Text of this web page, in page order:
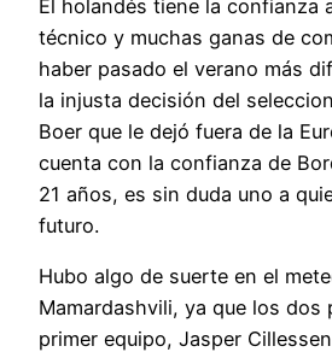
El holandés tiene la confianza
técnico y muchas ganas de
haber pasado el verano más
la injusta decisión del
Boer que le dejó fuera de la
cuenta con la confianza de
21 años, es sin duda uno a
futuro.
Hubo algo de suerte en el
Mamardashvili, ya que los dos
primer equipo, Jasper